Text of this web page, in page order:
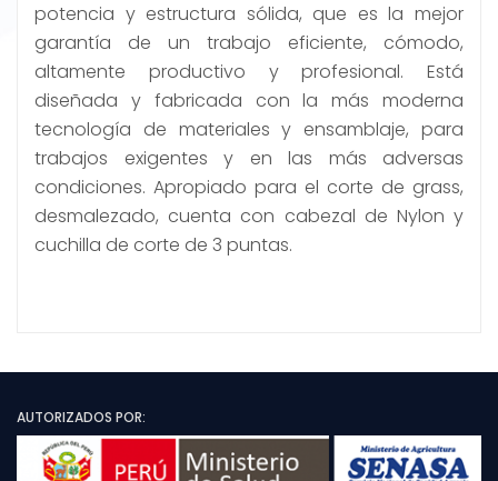
potencia y estructura sólida, que es la mejor
garantía de un trabajo eficiente, cómodo,
altamente productivo y profesional. Está
diseñada y fabricada con la más moderna
tecnología de materiales y ensamblaje, para
trabajos exigentes y en las más adversas
condiciones. Apropiado para el corte de grass,
desmalezado, cuenta con cabezal de Nylon y
cuchilla de corte de 3 puntas.
AUTORIZADOS POR: